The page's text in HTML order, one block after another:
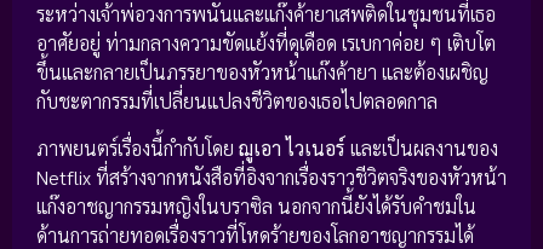
ระหว่างเจ้าพ่อวงการพนันและแก๊งค้ายาเสพติดในชุมชนที่เธอ
อาศัยอยู่ ท่ามกลางความขัดแย้งที่ดุเดือด เรเบกาค่อย ๆ เติบโต
ขึ้นและกลายเป็นภรรยาของหัวหน้าแก๊งค้ายา และต้องเผชิญ
กับชะตากรรมที่เปลี่ยนแปลงชีวิตของเธอไปตลอดกาล
ภาพยนตร์เรื่องนี้กำกับโดย ฌูเอา ไวเนอร์ และเป็นผลงานของ
Netflix ที่สร้างจากหนังสือที่อิงจากเรื่องราวชีวิตจริงของหัวหน้า
แก๊งอาชญากรรมหญิงในบราซิล นอกจากนี้ยังได้รับคำชมใน
ด้านการถ่ายทอดเรื่องราวที่โหดร้ายของโลกอาชญากรรมได้